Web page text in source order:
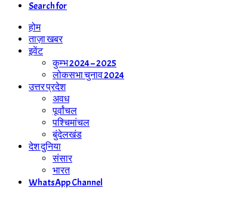
Search for
होम
ताज़ा खबर
इवेंट
कुम्भ 2024 – 2025
लोकसभा चुनाव 2024
उत्तर प्रदेश
अवध
पूर्वांचल
पश्चिमांचल
बुंदेलखंड
देश दुनिया
संसार
भारत
WhatsApp Channel